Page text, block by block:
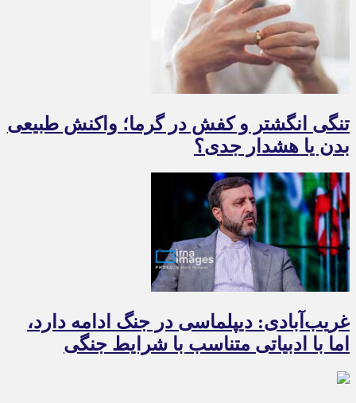
تنگی انگشتر و کفش در گرما؛ واکنش طبیعی
بدن یا هشدار جدی؟
غریب‌آبادی: دیپلماسی در جنگ ادامه دارد،
اما با ادبیاتی متناسب با شرایط جنگی